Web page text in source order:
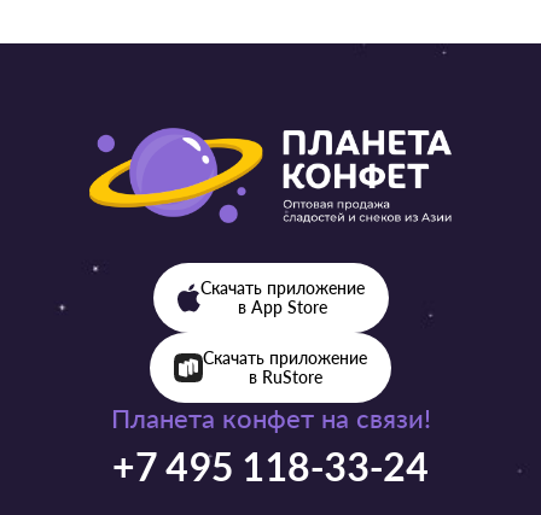
Планета конфет на связи!
+7 495 118-33-24
Скачать приложение
в App Store
Скачать приложение
в RuStore